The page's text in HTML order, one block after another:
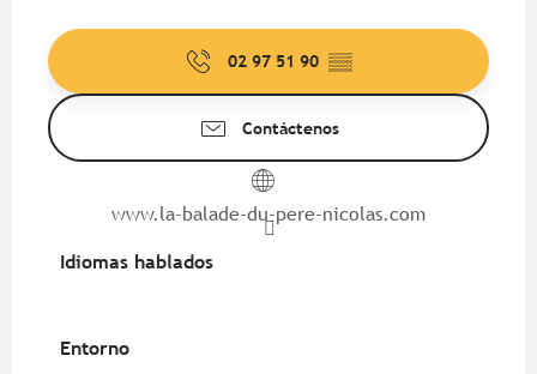
02 97 51 90 ▒▒
Contáctenos
www.la-balade-du-pere-nicolas.com
Idiomas hablados
Idiomas hablados
Entorno
Entorno